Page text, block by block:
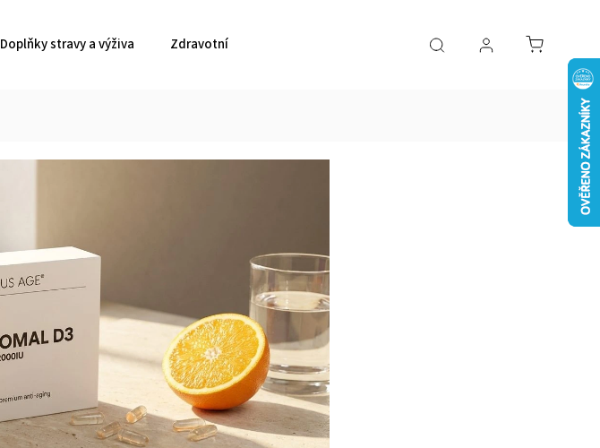
Doplňky stravy a výživa Zdravotní pomůcky Značky